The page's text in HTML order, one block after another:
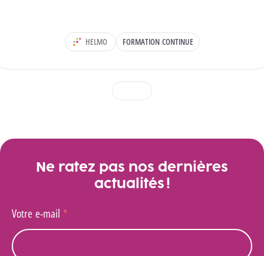
DÉPARTEMENT :
HELMO FORMATION CONTINUE
1 2
Ne ratez pas nos dernières
actualités !
Votre e-mail *